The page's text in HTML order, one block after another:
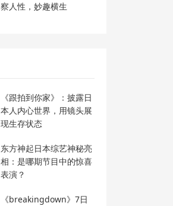
察人性，妙趣横生
《跟拍到你家》：披露日
本人内心世界，用镜头展
现生存状态
东方神起日本综艺神秘亮
相：是哪期节目中的惊喜
表演？
《breakingdown》7日